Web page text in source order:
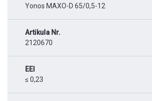
Yonos MAXO-D 65/0,5-12
Artikula Nr.
2120670
EEI
≤ 0,23